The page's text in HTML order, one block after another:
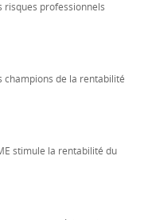
risques professionnels
champions de la rentabilité
stimule la rentabilité du